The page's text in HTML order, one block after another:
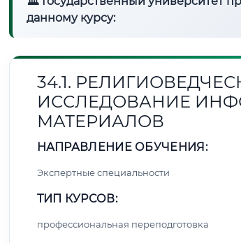
данному курсу:
34.1.
ИССЛЕДОВАНИЕ
МАТЕРИАЛОВ
НАПРАВЛЕНИЕ ОБУЧЕНИЯ:
Экспертные специальности
ТИП КУРСОВ:
профессиональная переподготовка